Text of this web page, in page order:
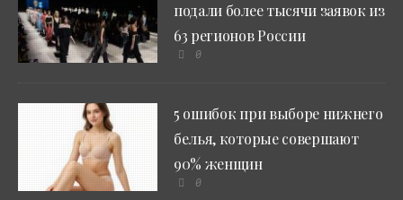
подали более тысячи заявок из
63 регионов России
0
5 ошибок при выборе нижнего
белья, которые совершают
90% женщин
0